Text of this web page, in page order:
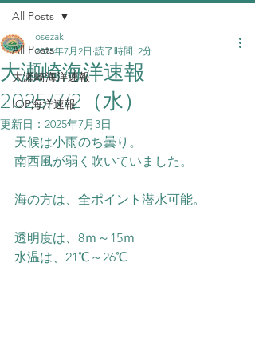
All Posts
大瀬崎海洋速報
IOP海洋速報
All Posts
大瀬崎海洋速報
2025/7/2（水）
osezaki
2025年7月2日 読了時間: 2分
更新日： 2025年7月3日
天候は小雨のち曇り。
南西風が弱く吹いていました。
海の方は、全ポイント潜水可能。
透明度は、8ｍ～15ｍ
水温は、21℃～26℃